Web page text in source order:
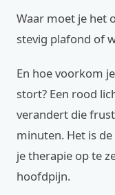
Waar moet je het
stevig plafond of
En hoe voorkom
stort? Een rood
verandert die
minuten. Het is
je therapie op te
hoofdpijn.